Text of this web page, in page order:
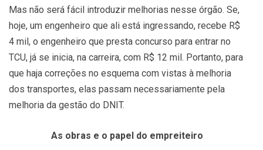
Mas não será fácil introduzir melhorias nesse órgão. Se,
hoje, um engenheiro que ali está ingressando, recebe R$
4 mil, o engenheiro que presta concurso para entrar no
TCU, já se inicia, na carreira, com R$ 12 mil. Portanto, para
que haja correções no esquema com vistas à melhoria
dos transportes, elas passam necessariamente pela
melhoria da gestão do DNIT.
As obras e o papel do empreiteiro